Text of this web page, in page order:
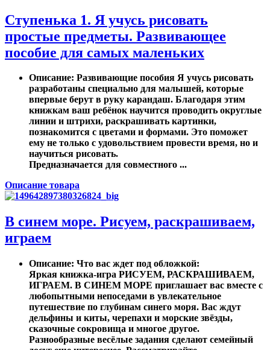
Ступенька 1. Я учусь рисовать
простые предметы. Развивающее
пособие для самых маленьких
Описание: Развивающие пособия Я учусь рисовать
разработаны специально для малышей, которые
впервые берут в руку карандаш. Благодаря этим
книжкам ваш ребёнок научится проводить округлые
линии и штрихи, раскрашивать картинки,
познакомится с цветами и формами. Это поможет
ему не только с удовольствием провести время, но и
научиться рисовать.
Предназначается для совместного ...
Описание товара
В синем море. Рисуем, раскрашиваем,
играем
Описание: Что вас ждет под обложкой:
Яркая книжка-игра РИСУЕМ, РАСКРАШИВАЕМ,
ИГРАЕМ. В СИНЕМ МОРЕ приглашает вас вместе с
любопытными непоседами в увлекательное
путешествие по глубинам синего моря. Вас ждут
дельфины и киты, черепахи и морские звёзды,
сказочные сокровища и многое другое.
Разнообразные весёлые задания сделают семейный